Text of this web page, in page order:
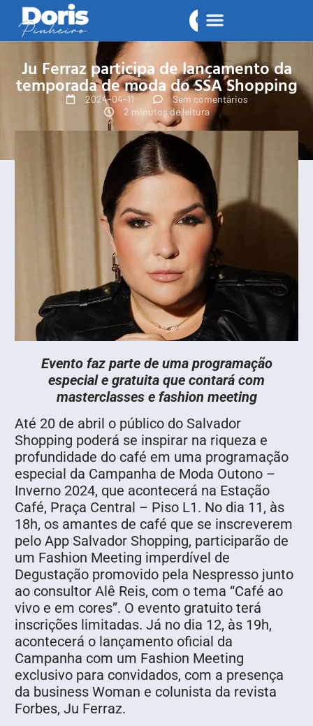
Ju Ferraz participa de lançamento da
temporada de moda do SSA Shopping
2024-04-11
Sem comentários
2 minutos de leitura
Evento faz parte de uma programação
especial e gratuita que contará com
masterclasses e fashion meeting
Até 20 de abril o público do Salvador
Shopping poderá se inspirar na riqueza e
profundidade do café em uma programação
especial da Campanha de Moda Outono –
Inverno 2024, que acontecerá na Estação
Café, Praça Central – Piso L1. No dia 11, às
18h, os amantes de café que se inscreverem
pelo App Salvador Shopping, participarão de
um Fashion Meeting imperdível de
Degustação promovido pela Nespresso junto
ao consultor Alê Reis, com o tema “Café ao
vivo e em cores”. O evento gratuito terá
inscrições limitadas. Já no dia 12, às 19h,
acontecerá o lançamento oficial da
Campanha com um Fashion Meeting
exclusivo para convidados, com a presença
da business Woman e colunista da revista
Forbes, Ju Ferraz.